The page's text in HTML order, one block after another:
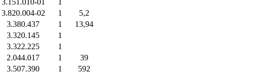
3.151.010-01
1
3.820.004-02 1
5,2
3.380.437 1
13,94
3.320.145
1
3.322.225
1
2.044.017 1
39
3.507.390 1 592